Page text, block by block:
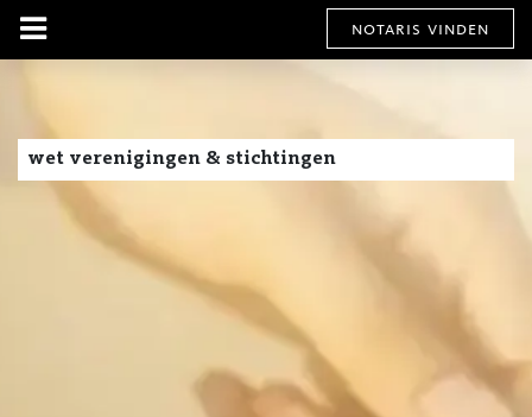
notaris vinden
wet verenigingen & stichtingen